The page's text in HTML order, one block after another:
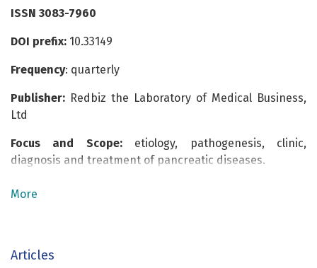
ISSN 3083-7960
DOI prefix: 10.33149
Frequency: quarterly
Publisher: Redbiz the Laboratory of Medical Business,
Ltd
Focus and Scope: etiology, pathogenesis, clinic,
diagnosis and treatment of pancreatic diseases.
More
Articles